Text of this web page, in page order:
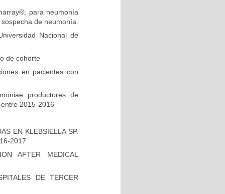
para neumonía
de neumonía.
Nacional de
de cohorte
en pacientes con
productores de
2015-2016
EN KLEBSIELLA SP.
2017
AFTER MEDICAL
DE TERCER